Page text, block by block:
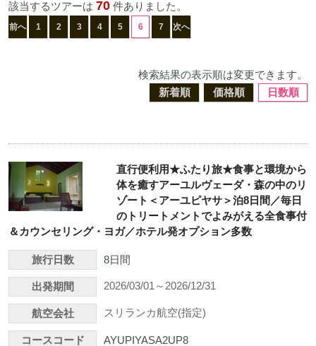
該当するツアーは 70 件ありました。
前へ 1 2 3 4 5 6 7 次へ
検索結果の表示順は変更できます。
新着順
価格順 日数順
直行便利用★ふたり旅★食事と環境から
体を癒すアーユルヴェーダ・森の中のリ
ゾート＜アーユピヤサ＞泊8日間／毎日
のトリートメントでよみがえる全食事付
＆カウンセリング・ヨガ／ホテル発オプション多数
旅行日数 8日間
出発期間 2026/03/01～2026/12/31
航空会社 スリランカ航空(指定)
コースコード AYUPIYASA2UP8